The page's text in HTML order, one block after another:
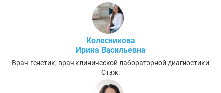
Колесникова
Ирина Васильевна
Врач-генетик, врач клинической лабораторной диагностики
Стаж: